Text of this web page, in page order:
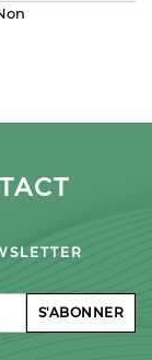
S'ABONNER